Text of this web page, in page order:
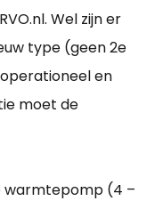
Wel zijn er
type (geen 2e
en
moet de
warmtepomp (4 –